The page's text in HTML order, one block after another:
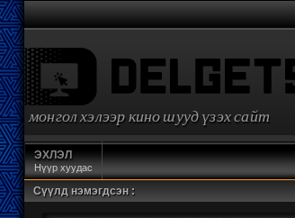
монгол хэлээр кино шууд үзэх сайт
ЭХЛЭЛ
Нүүр хуудас
Сүүлд нэмэгдсэн :